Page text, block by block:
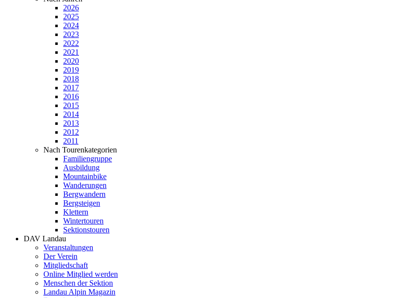
2026
2025
2024
2023
2022
2021
2020
2019
2018
2017
2016
2015
2014
2013
2012
2011
Nach Tourenkategorien
Familiengruppe
Ausbildung
Mountainbike
Wanderungen
Bergwandern
Bergsteigen
Klettern
Wintertouren
Sektionstouren
DAV Landau
Veranstaltungen
Der Verein
Mitgliedschaft
Online Mitglied werden
Menschen der Sektion
Landau Alpin Magazin